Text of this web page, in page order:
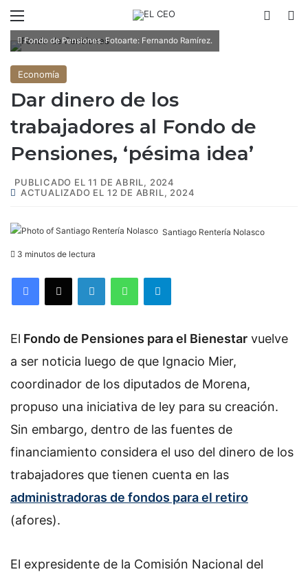
Fondo de Pensiones. Fotoarte: Fernando Ramírez.
Economía
Dar dinero de los
trabajadores al Fondo de
Pensiones, ‘pésima idea’
PUBLICADO EL 11 DE ABRIL, 2024
ACTUALIZADO EL 12 DE ABRIL, 2024
Santiago Rentería Nolasco
3 minutos de lectura
El Fondo de Pensiones para el Bienestar vuelve
a ser noticia luego de que Ignacio Mier,
coordinador de los diputados de Morena,
propuso una iniciativa de ley para su creación.
Sin embargo, dentro de las fuentes de
financiamiento considera el uso del dinero de los
trabajadores que tienen cuenta en las
administradoras de fondos para el retiro
(afores).
El expresidente de la Comisión Nacional del